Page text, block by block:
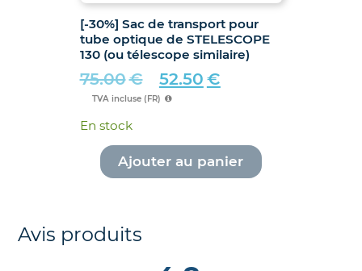
[-30%] Sac de transport pour
tube optique de STELESCOPE
130 (ou télescope similaire)
75.00€
Le
prix
était :
75.00€.
52.50 €
Le
prix
est :
52.50€.
TVA incluse (FR)
En stock
Ajouter au panier
Avis produits